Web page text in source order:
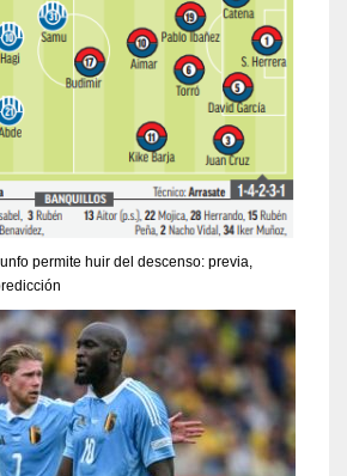
permite huir del descenso: previa,